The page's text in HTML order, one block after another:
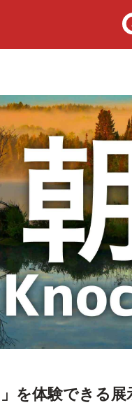
を体験できる